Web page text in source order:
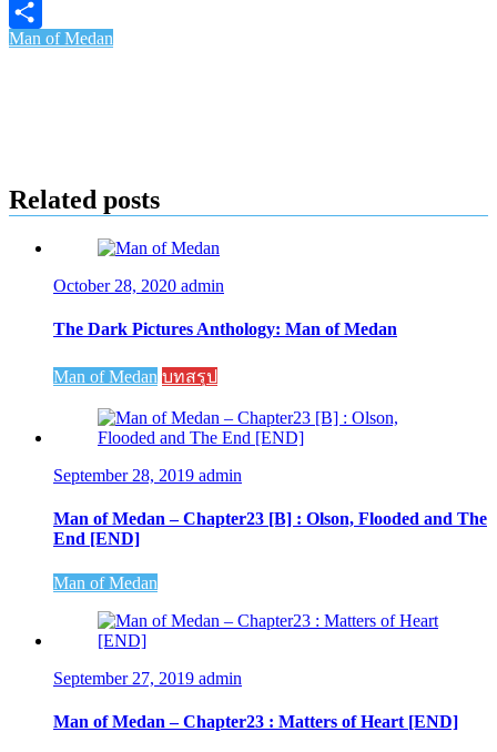
Copy
Link
Share
Man of Medan
Related posts
October 28, 2020 admin
The Dark Pictures Anthology: Man of Medan
Man of Medan บทสรุป
September 28, 2019 admin
Man of Medan – Chapter23 [B] : Olson, Flooded and The
End [END]
Man of Medan
September 27, 2019 admin
Man of Medan – Chapter23 : Matters of Heart [END]